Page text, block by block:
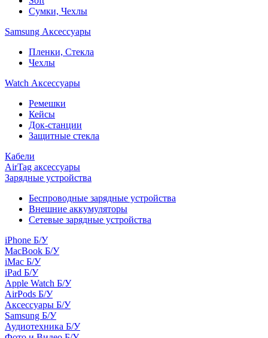
Сумки, Чехлы
Samsung Аксессуары
Пленки, Стекла
Чехлы
Watch Аксессуары
Ремешки
Кейсы
Док-станции
Защитные стекла
Кабели
AirTag аксессуары
Зарядные устройства
Беспроводные зарядные устройства
Внешние аккумуляторы
Сетевые зарядные устройства
iPhone Б/У
MacBook Б/У
iMac Б/У
iPad Б/У
Apple Watch Б/У
AirPods Б/У
Аксессуары Б/У
Samsung Б/У
Аудиотехника Б/У